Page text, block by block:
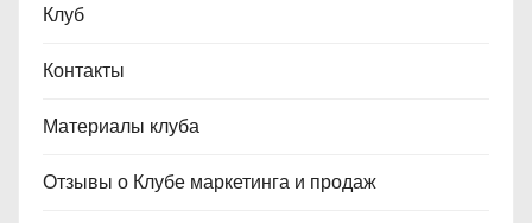
Клуб
Контакты
Материалы клуба
Отзывы о Клубе маркетинга и продаж